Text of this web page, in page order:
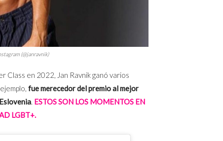
(@janravnik)
Class en 2022, Jan Ravnik ganó varios
fue merecedor del premio al mejor
. ESTOS SON LOS MOMENTOS EN
LGBT+.